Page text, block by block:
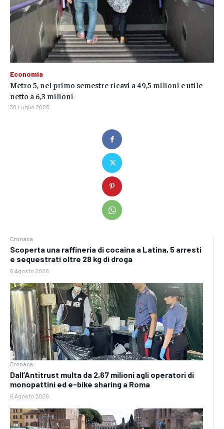
Cronaca
Scoperta una raffineria di cocaina a Latina, 5 arresti
e sequestrati oltre 28 kg di droga
6 Agosto 2026
Cronaca
Dall’Antitrust multa da 2,67 milioni agli operatori di
monopattini ed e-bike sharing a Roma
6 Agosto 2026
Economia
Metro 5, nel primo semestre ricavi a 49,5 milioni e utile
netto a 6,3 milioni
30 Luglio 2026